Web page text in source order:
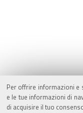
Per offrire informazioni
e le tue informazioni di
di acquisire il tuo